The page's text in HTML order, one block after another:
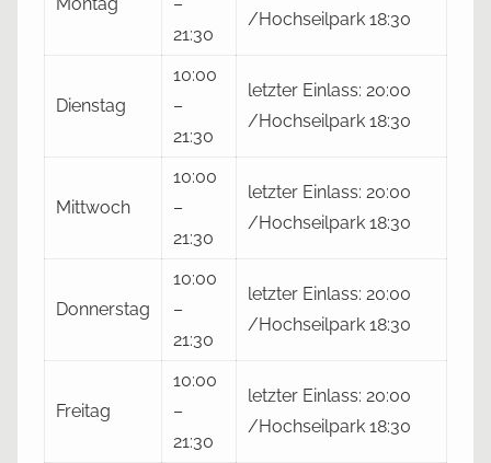
21:30
/Hochseilpark 18:30
Dienstag
10:00
–
21:30
letzter Einlass: 20:00
/Hochseilpark 18:30
Mittwoch
10:00
–
21:30
letzter Einlass: 20:00
/Hochseilpark 18:30
Donnerstag
10:00
–
21:30
letzter Einlass: 20:00
/Hochseilpark 18:30
Freitag
10:00
–
21:30
letzter Einlass: 20:00
/Hochseilpark 18:30